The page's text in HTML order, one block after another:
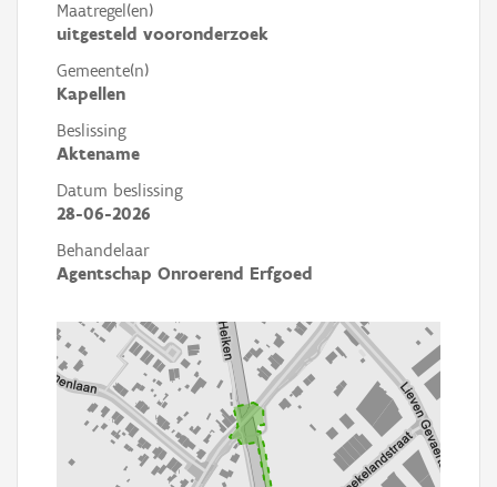
Maatregel(en)
uitgesteld vooronderzoek
Gemeente(n)
Kapellen
Beslissing
Aktename
Datum beslissing
28-06-2026
Behandelaar
Agentschap Onroerend Erfgoed